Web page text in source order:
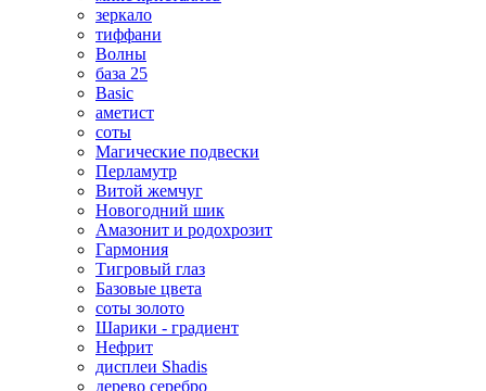
зеркало
тиффани
Волны
база 25
Basic
аметист
соты
Магические подвески
Перламутр
Витой жемчуг
Новогодний шик
Амазонит и родохрозит
Гармония
Тигровый глаз
Базовые цвета
соты золото
Шарики - градиент
Нефрит
дисплеи Shadis
дерево серебро